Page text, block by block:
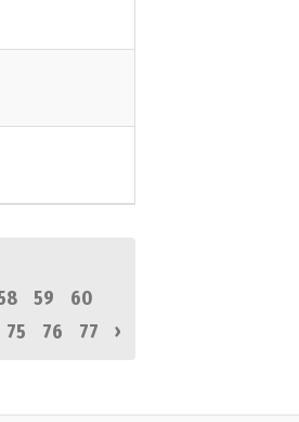
59
60
75 76 77 ›